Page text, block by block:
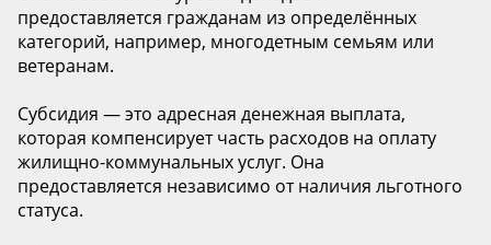
предоставляется гражданам из определённых
категорий, например, многодетным семьям или
ветеранам.
Субсидия — это адресная денежная выплата,
которая компенсирует часть расходов на оплату
жилищно-коммунальных услуг. Она
предоставляется независимо от наличия льготного
статуса.